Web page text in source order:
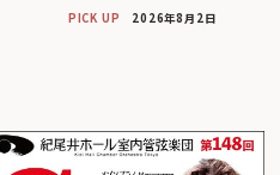
PICK UP 2026年8月2日